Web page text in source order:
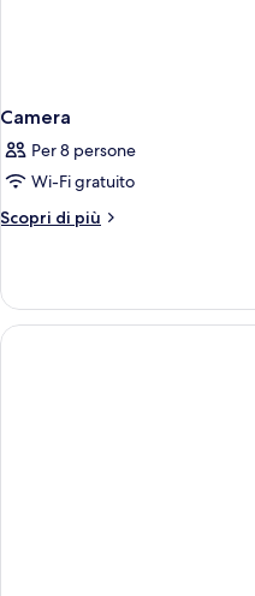
Camera
Per 8 persone
Wi-Fi gratuito
Scopri di più
Altri